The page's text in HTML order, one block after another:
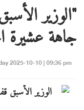
"الوزير
جاهة عشيرة
2025-10-10 | 09:36 pm